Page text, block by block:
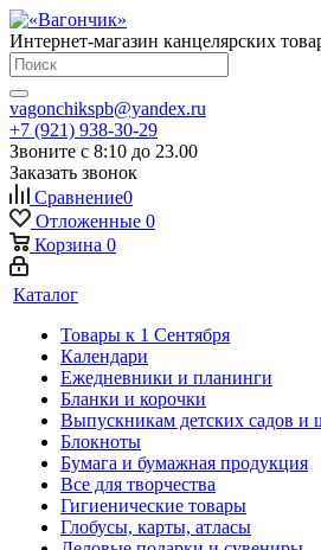
Интернет-магазин канцелярских
vagonchikspb@yandex.ru
+7 (921) 938-30-29
Звоните с 8:10 до 23.00
Заказать звонок
Сравнение0
Отложенные 0
Корзина 0
Каталог
Товары к 1 Сентября
Календари
Ежедневники и планинги
Бланки и корочки
Выпускникам детских садов и
Блокноты
Бумага и бумажная продукция
Все для творчества
Гигиенические товары
Глобусы, карты, атласы